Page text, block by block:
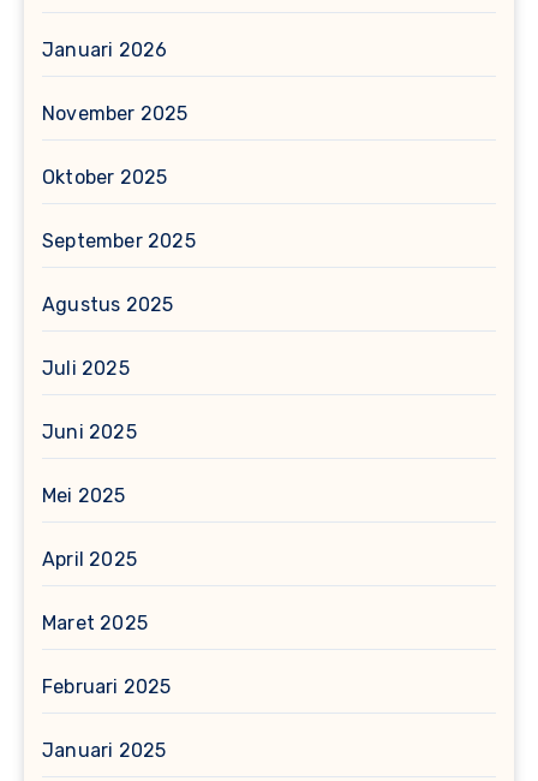
Januari 2026
November 2025
Oktober 2025
September 2025
Agustus 2025
Juli 2025
Juni 2025
Mei 2025
April 2025
Maret 2025
Februari 2025
Januari 2025